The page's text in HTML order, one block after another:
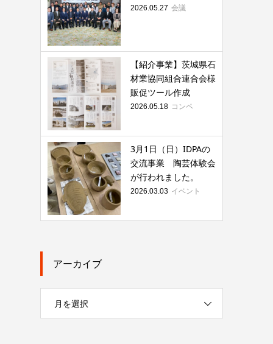
2026.05.27 会議
【紹介事業】茨城県石
材業協同組合連合会様
販促ツール作成
2026.05.18 コンペ
3月1日（日）IDPAの
交流事業 陶芸体験会
が行われました。
2026.03.03 イベント
アーカイブ
月を選択